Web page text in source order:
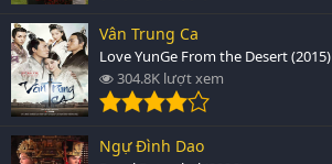
Vân Trung Ca
Love YunGe From the Desert (2015)
304.8K lượt xem
Ngự Đình Dao